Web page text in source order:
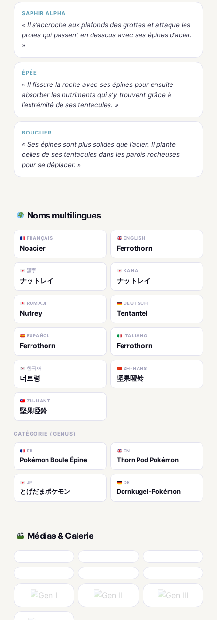
SAPHIR ALPHA
« Il s’accroche aux plafonds des grottes et attaque les
proies qui passent en dessous avec ses épines d’acier.
»
ÉPÉE
« Il fissure la roche avec ses épines pour ensuite
absorber les nutriments qui s’y trouvent grâce à
l’extrémité de ses tentacules. »
BOUCLIER
« Ses épines sont plus solides que l’acier. Il plante
celles de ses tentacules dans les parois rocheuses
pour se déplacer. »
Noms multilingues
FRANÇAIS
Noacier
ENGLISH
Ferrothorn
漢字
ナットレイ
KANA
ナットレイ
ROMAJI
Nutrey
DEUTSCH
Tentantel
ESPAÑOL
Ferrothorn
ITALIANO
Ferrothorn
한국어
너트령
ZH-HANS
坚果哑铃
ZH-HANT
堅果啞鈴
CATÉGORIE (GENUS)
FR
Pokémon Boule Épine
EN
Thorn Pod Pokémon
JP
とげだまポケモン
DE
Dornkugel-Pokémon
Médias & Galerie